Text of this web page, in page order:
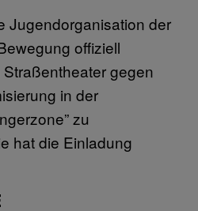
Jugendorganisation der
offiziell
gegen
in der
zu
hat die Einladung